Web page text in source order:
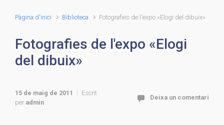
Pàgina d'inici Biblioteca Fotografies de l'expo «Elogi del dibuix»
Fotografies de l'expo «Elogi
del dibuix»
15 de maig de 2011
Escrit
per admin
Deixa un comentari